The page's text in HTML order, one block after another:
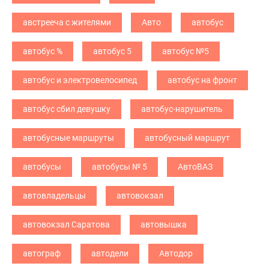
австрееча с жителями Авто автобус
автобус % автобус 5 автобус №5
автобус и электровелосипед автобус на фронт
автобус сбил девушку автобус-нарушитель
автобусные маршруты автобусный маршрут
автобусы автобусы № 5 АвтоВАЗ
автовладельцы автовокзал
автовокзал Саратова автовышка
автограф автодели Автодор